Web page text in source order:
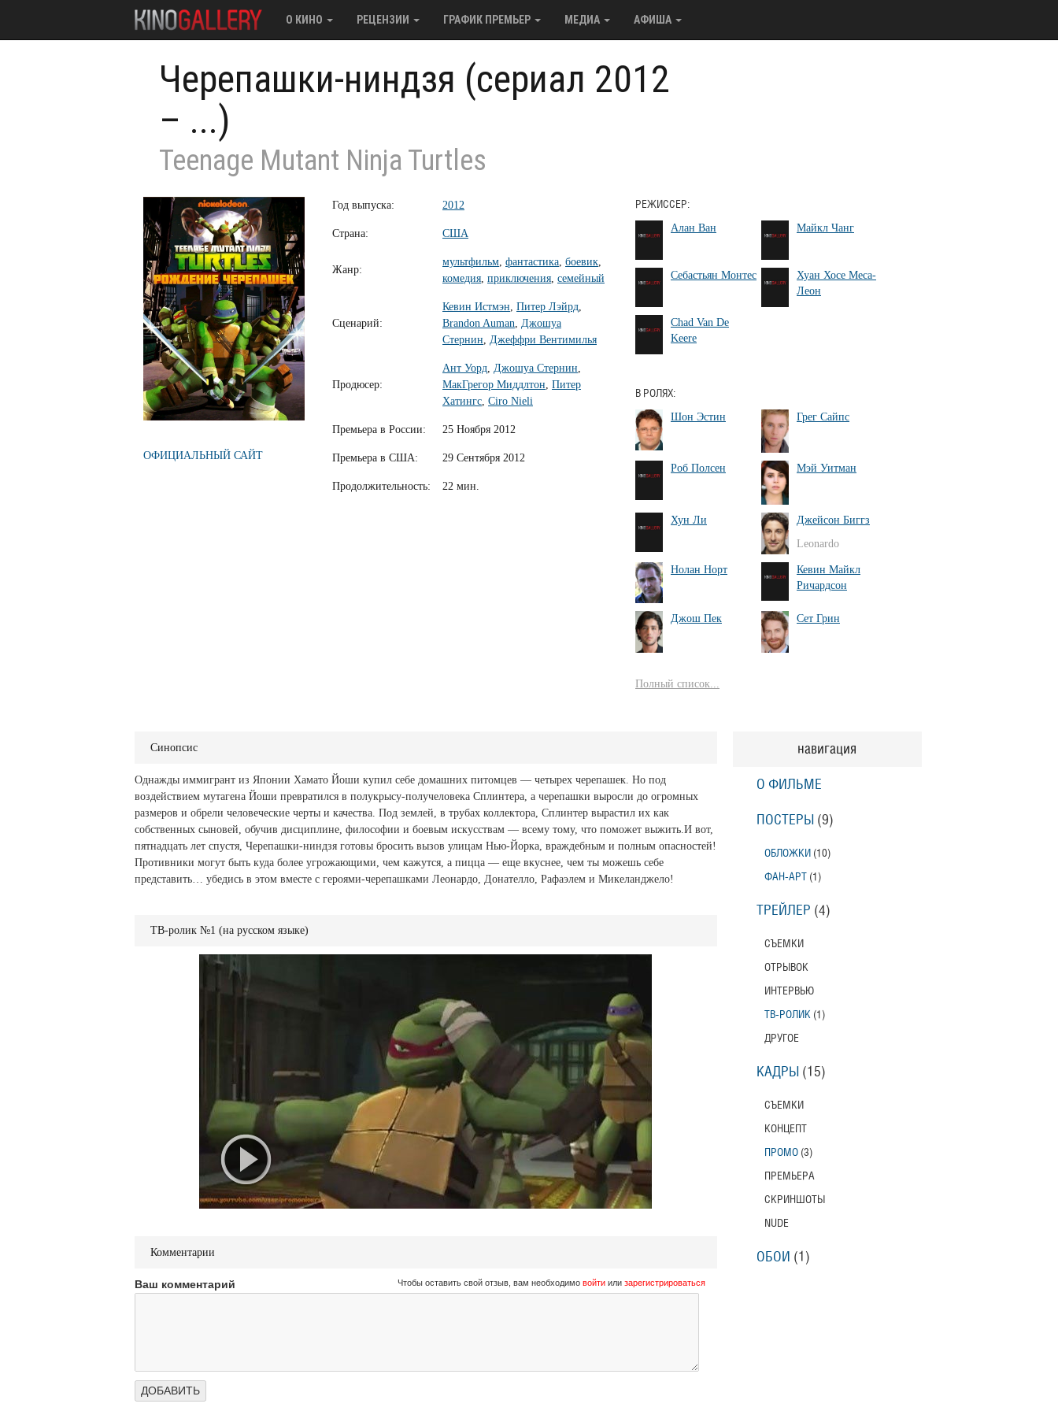
О КИНО РЕЦЕНЗИИ ГРАФИК ПРЕМЬЕР МЕДИА АФИША
Черепашки-ниндзя (сериал 2012
– ...)
Teenage Mutant Ninja Turtles
ОФИЦИАЛЬНЫЙ САЙТ
Год выпуска: 2012
Страна: США
Жанр:
мультфильм, фантастика, боевик,
комедия, приключения, семейный
Сценарий:
Кевин Истмэн, Питер Лэйрд,
Brandon Auman, Джошуа
Стернин, Джеффри Вентимилья
Продюсер:
Ант Уорд, Джошуа Стернин,
МакГрегор Миддлтон, Питер
Хатингс, Ciro Nieli
Премьера в России: 25 Ноября 2012
Премьера в США: 29 Сентября 2012
Продолжительность: 22 мин.
РЕЖИССЕР:
Алан Ван Майкл Чанг
Себастьян Монтес
Хуан Хосе Меса-
Леон
Chad Van De
Keere
В РОЛЯХ:
Шон Эстин Грег Сайпс
Роб Полсен Мэй Уитман
Хун Ли
Джейсон Биггз
Leonardo
Нолан Норт
Кевин Майкл
Ричардсон
Джош Пек Сет Грин
Полный список...
Синопсис
Однажды иммигрант из Японии Хамато Йоши купил себе домашних питомцев — четырех черепашек. Но под
воздействием мутагена Йоши превратился в полукрысу-получеловека Сплинтера, а черепашки выросли до огромных
размеров и обрели человеческие черты и качества. Под землей, в трубах коллектора, Сплинтер вырастил их как
собственных сыновей, обучив дисциплине, философии и боевым искусствам — всему тому, что поможет выжить.И вот,
пятнадцать лет спустя, Черепашки-ниндзя готовы бросить вызов улицам Нью-Йорка, враждебным и полным опасностей!
Противники могут быть куда более угрожающими, чем кажутся, а пицца — еще вкуснее, чем ты можешь себе
представить… убедись в этом вместе с героями-черепашками Леонардо, Донателло, Рафаэлем и Микеланджело!
ТВ-ролик №1 (на русском языке)
Комментарии
Ваш комментарий Чтобы оставить свой отзыв, вам необходимо войтиили зарегистрироваться
навигация
О ФИЛЬМЕ
ПОСТЕРЫ (9)
ОБЛОЖКИ (10)
ФАН-АРТ (1)
ТРЕЙЛЕР (4)
СЪЕМКИ
ОТРЫВОК
ИНТЕРВЬЮ
ТВ-РОЛИК (1)
ДРУГОЕ
КАДРЫ (15)
СЪЕМКИ
КОНЦЕПТ
ПРОМО (3)
ПРЕМЬЕРА
СКРИНШОТЫ
NUDE
ОБОИ (1)